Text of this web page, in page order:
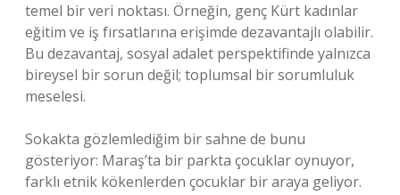
temel bir veri noktası. Örneğin, genç Kürt kadınlar
eğitim ve iş fırsatlarına erişimde dezavantajlı olabilir.
Bu dezavantaj, sosyal adalet perspektifinde yalnızca
bireysel bir sorun değil; toplumsal bir sorumluluk
meselesi.
Sokakta gözlemlediğim bir sahne de bunu
gösteriyor: Maraş’ta bir parkta çocuklar oynuyor,
farklı etnik kökenlerden çocuklar bir araya geliyor.